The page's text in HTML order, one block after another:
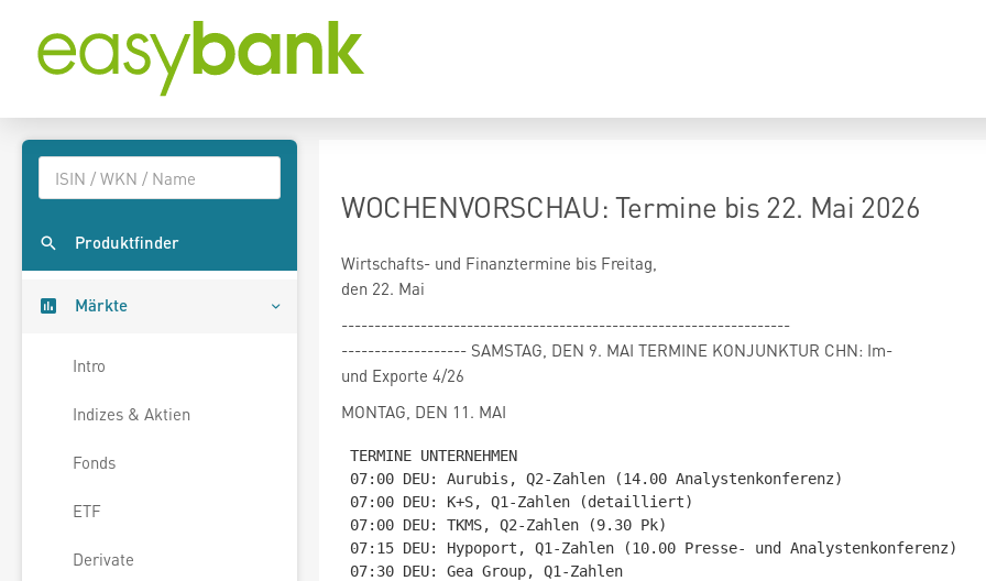
Produktfinder
Märkte
Intro
Indizes & Aktien
Fonds
ETF
Derivate
WOCHENVORSCHAU: Termine bis 22. Mai 2026
Wirtschafts- und Finanztermine bis Freitag,
den 22. Mai
--------------------------------------------------------------------
------------------- SAMSTAG, DEN 9. MAI TERMINE KONJUNKTUR CHN: Im-
und Exporte 4/26
MONTAG, DEN 11. MAI
TERMINE UNTERNEHMEN
07:00 DEU: Aurubis, Q2-Zahlen (14.00 Analystenkonferenz)
07:00 DEU: K+S, Q1-Zahlen (detailliert)
07:00 DEU: TKMS, Q2-Zahlen (9.30 Pk)
07:15 DEU: Hypoport, Q1-Zahlen (10.00 Presse- und Analystenkonferenz)
07:30 DEU: Gea Group, Q1-Zahlen